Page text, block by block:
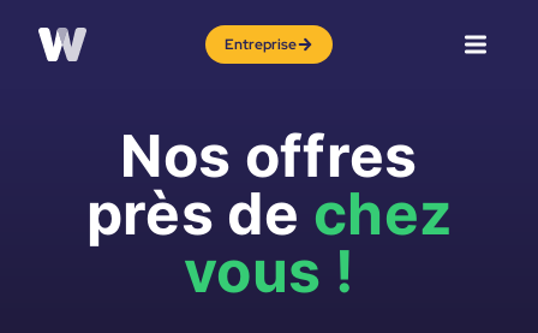
Entreprise
Nos offres
près de chez
vous !